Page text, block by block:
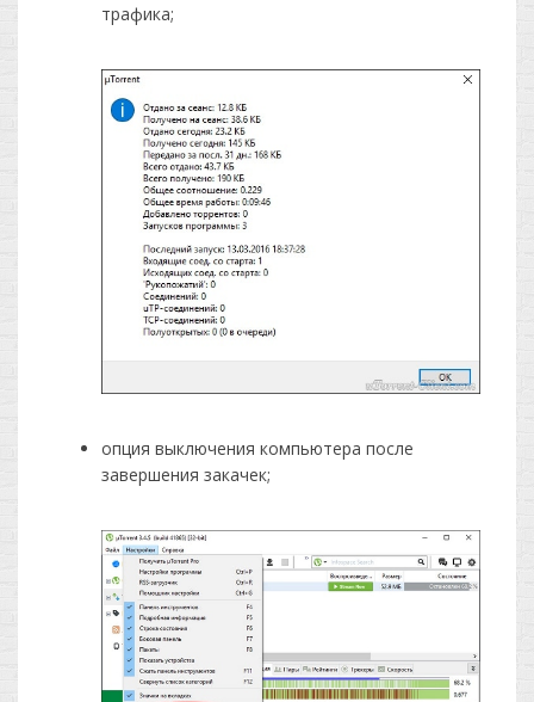
трафика;
опция выключения компьютера после
завершения закачек;